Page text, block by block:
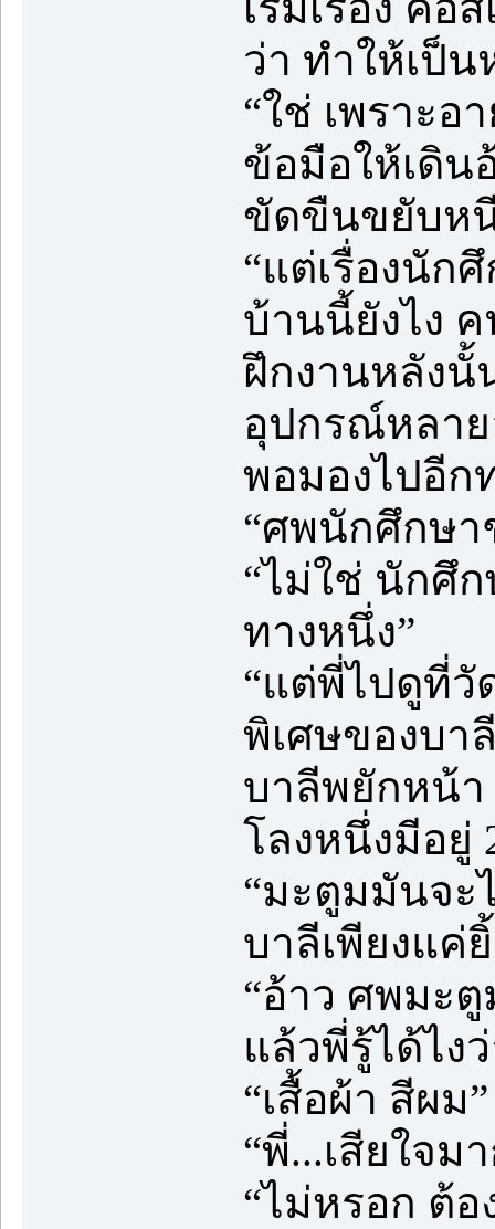
ว่า ทำให้เป็
“ใช่ เพราะ
ข้อมือให้เดิน
ขัดขืนขยับห
“แต่เรื่องนัก
บ้านนี้ยังไง
ฝึกงานหลังนั้
อุปกรณ์หลาย
พอมองไปอีก
“ศพนักศึกษา
“ไม่ใช่ นักศึ
ทางหนึ่ง”
“แต่พี่ไปดูที่
พิเศษของบ
บาลีพยักหน้า
โลงหนึ่งมีอยู่
“มะตูมมันจะ
บาลีเพียงแค่
“อ้าว ศพมะ
แล้วพี่รู้ได้ไง
“เสื้อผ้า สีผ
“พี่...เสียใจม
“ไม่หรอก ต้